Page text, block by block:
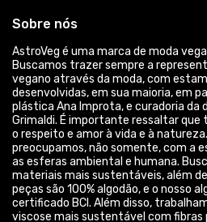
Sobre nós
AstroVeg é uma marca de moda
Buscamos trazer sempre a
vegano através da moda, com
desenvolvidas, em sua maioria, em
plástica Ana Improta, e curadoria da
Grimaldi. É importante ressaltar que
o respeito e amor à vida e à
preocupamos, não somente, com a
as esferas ambiental e humana.
materiais mais sustentáveis, além
peças são 100% algodão, e o nosso
certificado BCI. Além disso,
viscose mais sustentável com fibras